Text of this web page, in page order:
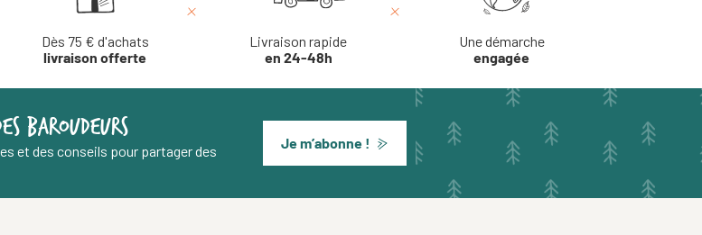
Dès 75 € d'achats
livraison offerte
Livraison rapide
en 24-48h
Une démarche
engagée
BAROUDEURS
et des conseils pour partager des
Je m’abonne !